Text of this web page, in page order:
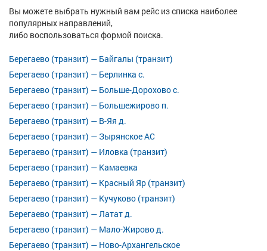
Вы можете выбрать нужный вам рейс из списка наиболее
популярных направлений,
либо воспользоваться формой поиска.
Берегаево (транзит) — Байгалы (транзит)
Берегаево (транзит) — Берлинка с.
Берегаево (транзит) — Больше-Дорохово с.
Берегаево (транзит) — Большежирово п.
Берегаево (транзит) — В-Яя д.
Берегаево (транзит) — Зырянское АС
Берегаево (транзит) — Иловка (транзит)
Берегаево (транзит) — Камаевка
Берегаево (транзит) — Красный Яр (транзит)
Берегаево (транзит) — Кучуково (транзит)
Берегаево (транзит) — Латат д.
Берегаево (транзит) — Мало-Жирово д.
Берегаево (транзит) — Ново-Архангельское